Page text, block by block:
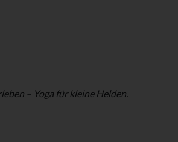
– Yoga für kleine Helden.